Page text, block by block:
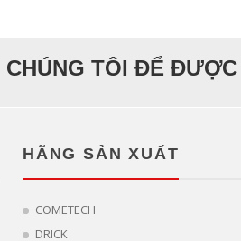
TÔI ĐỂ
HÃNG SẢN XUẤT
COMETECH
DRICK